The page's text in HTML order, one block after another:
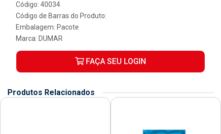
Código: 40034
Código de Barras do Produto:
Embalagem: Pacote
Marca: DUMAR
FAÇA SEU LOGIN
Produtos Relacionados